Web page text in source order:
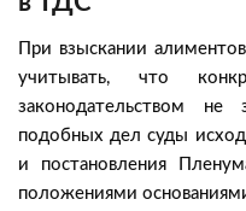
При взыскании
учитывать, что
законодательством не
подобных дел суды
и постановления
положениями